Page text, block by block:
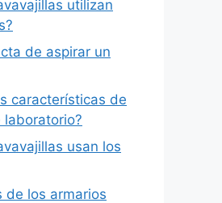
utilizan
de aspirar un
características de
laboratorio?
usan los
de los armarios